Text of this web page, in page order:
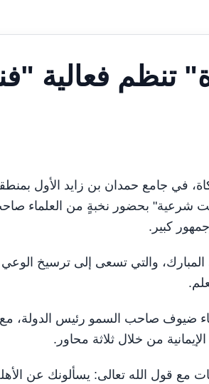
تنظم فعالية
في جامع حمدان بن زايد الأول
شرعية" بحضور نخبةٍ من العلماء
كبير.
المبارك، والتي تسعى إلى ترسيخ الوعي
ضيوف صاحب السمو رئيس الدولة، مع
من خلال ثلاثة محاور.
مع قول الله تعالى: يسألونك عن